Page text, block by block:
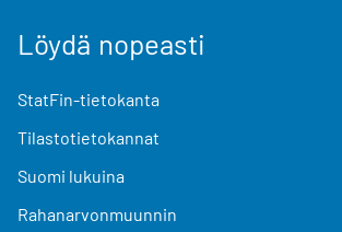
Löydä nopeasti
StatFin-tietokanta
Tilastotietokannat
Suomi lukuina
Rahanarvonmuunnin